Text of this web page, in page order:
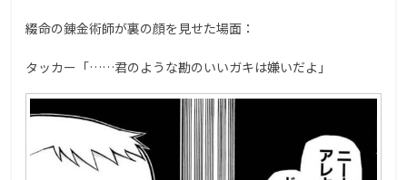
綴命の錬金術師が裏の顔を見せた場面：
タッカー「……君のような勘のいいガキは嫌いだよ」